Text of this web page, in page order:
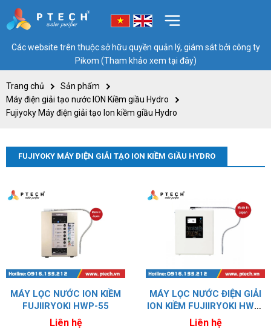
Các website trên thuộc sở hữu quyền quản lý, giám sát bởi công ty
Pikom (Tham khảo xem tại đây)
Trang chủ
Sản phẩm
Máy điện giải tạo nước ION Kiềm giầu Hydro
Fujiyoky Máy điện giải tạo Ion kiềm giầu Hydro
FUJIYOKY MÁY ĐIỆN GIẢI TẠO ION KIỀM GIẦU HYDRO
MÁY LỌC NƯỚC ION KIỀM
FUJIIRYOKI HWP-55
Liên hệ
MÁY LỌC NƯỚC ĐIỆN GIẢI
ION KIỀM FUJIIRYOKI HWP-
77
Liên hệ